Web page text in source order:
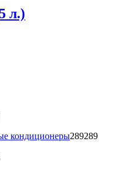
л.)
кондиционеры289289